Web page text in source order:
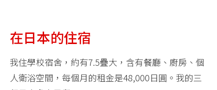
在日本的住宿
我住學校宿舍，約有7.5疊大，含有餐廳、廚房、個
人衛浴空間，每個月的租金是48,000日圓。我的三